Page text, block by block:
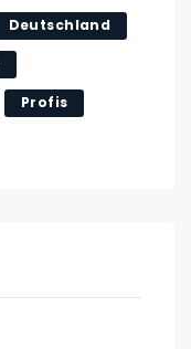
Deutschland
Profis